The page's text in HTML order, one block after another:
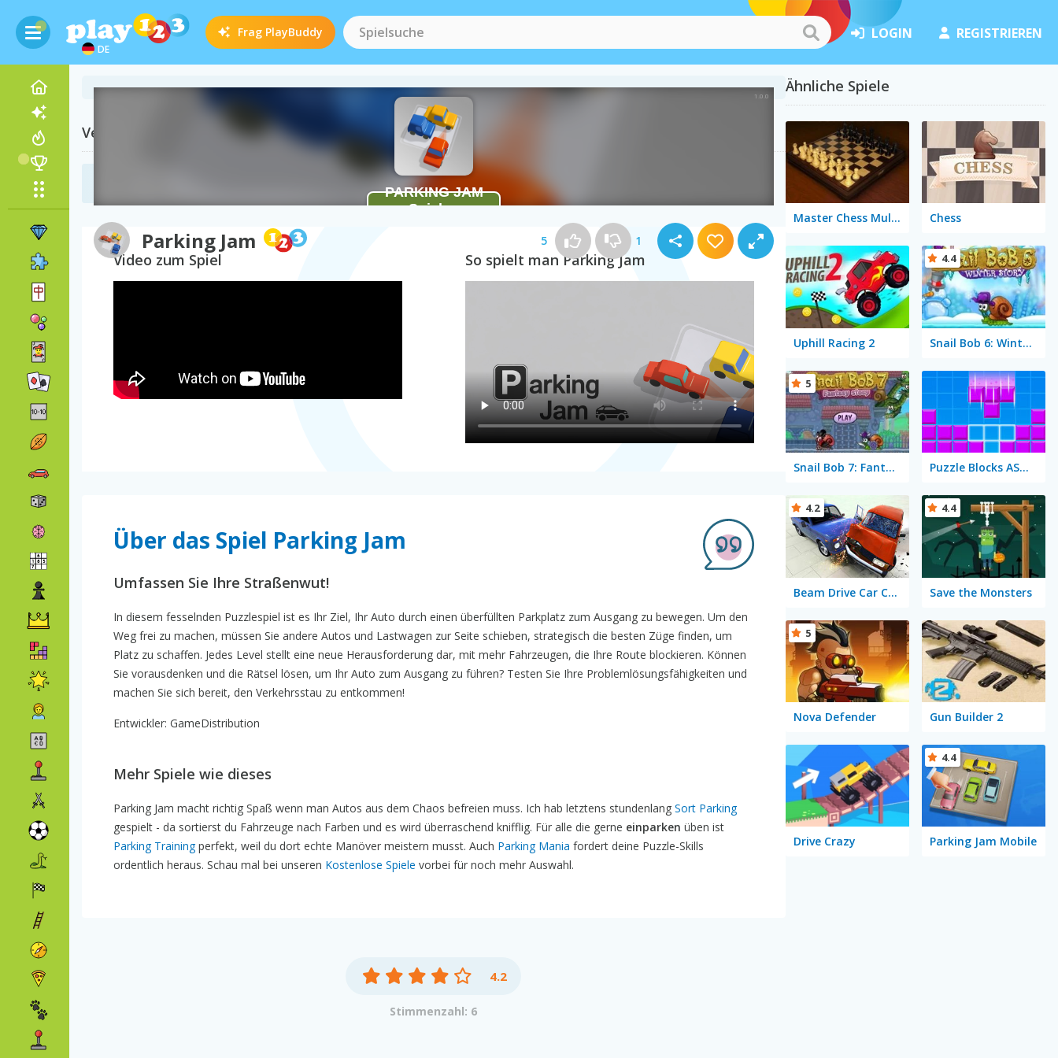
DE
Frag PlayBuddy LOGIN REGISTRIEREN
Parking Jam 5 1
Verwandte Kategorien
Physik Spiele
Video zum Spiel So spielt man Parking Jam
Über das Spiel Parking Jam
Umfassen Sie Ihre Straßenwut!
In diesem fesselnden Puzzlespiel ist es Ihr Ziel, Ihr Auto durch einen überfüllten Parkplatz zum Ausgang zu bewegen. Um den
Weg frei zu machen, müssen Sie andere Autos und Lastwagen zur Seite schieben, strategisch die besten Züge finden, um
Platz zu schaffen. Jedes Level stellt eine neue Herausforderung dar, mit mehr Fahrzeugen, die Ihre Route blockieren. Können
Sie vorausdenken und die Rätsel lösen, um Ihr Auto zum Ausgang zu führen? Testen Sie Ihre Problemlösungsfähigkeiten und
machen Sie sich bereit, den Verkehrsstau zu entkommen!
Entwickler: GameDistribution
Mehr Spiele wie dieses
Parking Jam macht richtig Spaß wenn man Autos aus dem Chaos befreien muss. Ich hab letztens stundenlang Sort Parking
gespielt - da sortierst du Fahrzeuge nach Farben und es wird überraschend knifflig. Für alle die gerne einparken üben ist
Parking Trainingperfekt, weil du dort echte Manöver meistern musst. Auch Parking Mania fordert deine Puzzle-Skills
ordentlich heraus. Schau mal bei unseren Kostenlose Spiele vorbei für noch mehr Auswahl.
4.2
Stimmenzahl: 6
Ähnliche Spiele
Master Chess Multiplayer Chess
Uphill Racing 2 Snail Bob 6: Winter Story
4.4
Snail Bob 7: Fantasy Story
5
Puzzle Blocks ASMR Match
Beam Drive Car Crash Test Simulator
4.2
Save the Monsters
4.4
Nova Defender
5
Gun Builder 2
Drive Crazy Parking Jam Mobile
4.4